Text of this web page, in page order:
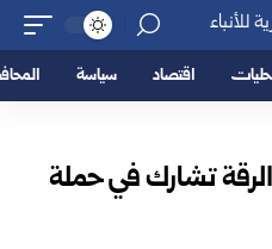
اقتصاد سياسة
تشارك في حملة